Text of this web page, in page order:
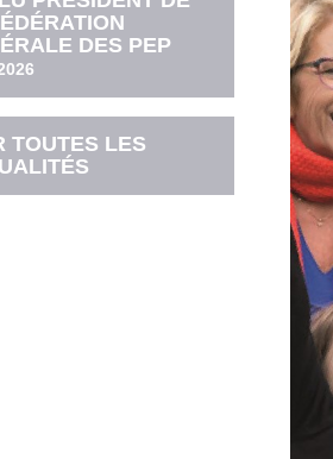
DES PEP
TOUTES LES